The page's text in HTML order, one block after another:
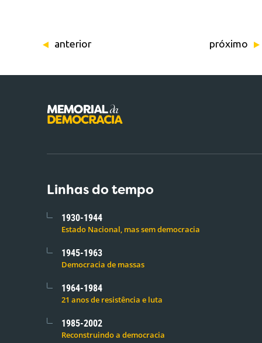
anterior próximo
Linhas do tempo
1930-1944
Estado Nacional, mas sem democracia
1945-1963
Democracia de massas
1964-1984
21 anos de resistência e luta
1985-2002
Reconstruindo a democracia